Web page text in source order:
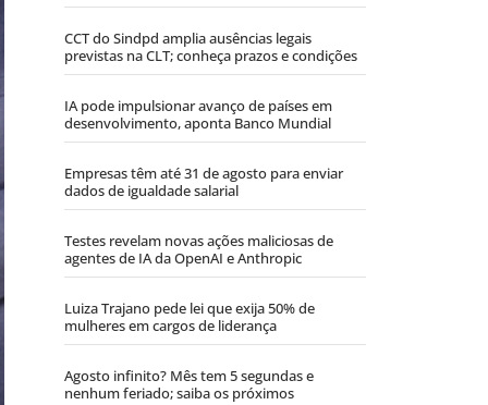
CCT do Sindpd amplia ausências legais
previstas na CLT; conheça prazos e condições
IA pode impulsionar avanço de países em
desenvolvimento, aponta Banco Mundial
Empresas têm até 31 de agosto para enviar
dados de igualdade salarial
Testes revelam novas ações maliciosas de
agentes de IA da OpenAI e Anthropic
Luiza Trajano pede lei que exija 50% de
mulheres em cargos de liderança
Agosto infinito? Mês tem 5 segundas e
nenhum feriado; saiba os próximos